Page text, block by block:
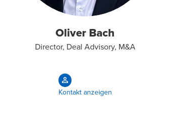
Oliver Bach
Director, Deal Advisory, M&A
Kontakt anzeigen